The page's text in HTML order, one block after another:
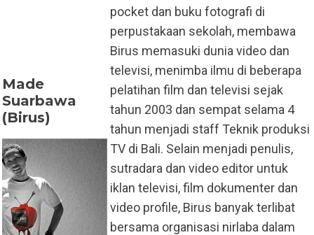
Made
Suarbawa
(Birus)
pocket dan buku fotografi di
perpustakaan sekolah, membawa
Birus memasuki dunia video dan
televisi, menimba ilmu di beberapa
pelatihan film dan televisi sejak
tahun 2003 dan sempat selama 4
tahun menjadi staff Teknik produksi
TV di Bali. Selain menjadi penulis,
sutradara dan video editor untuk
iklan televisi, film dokumenter dan
video profile, Birus banyak terlibat
bersama organisasi nirlaba dalam